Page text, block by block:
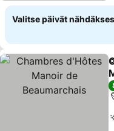
Valitse päivät